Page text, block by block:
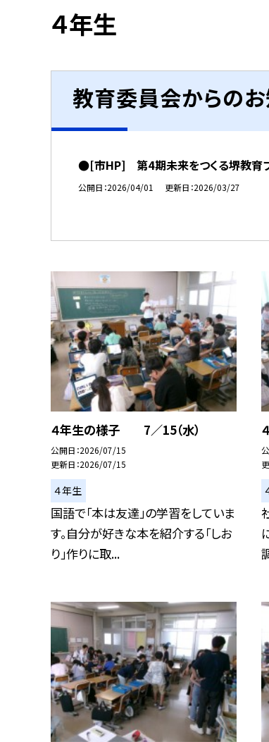
４年生
教育委員会からの
●[市HP] 第4期未来をつくる堺教育
公開日 2026/04/01 更新日 2026/03/27
４年生の様子 7／15（水）
公開日 2026/07/15
更新日 2026/07/15
４年生
国語で「本は友達」の学習をしていま
す。自分が好きな本を紹介する「しお
り」作りに取...